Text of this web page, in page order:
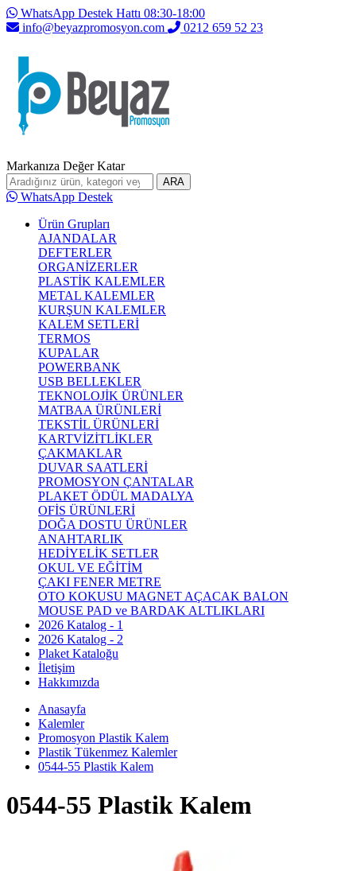
WhatsApp Destek Hattı 08:30-18:00
info@beyazpromosyon.com
0212 659 52 23
Markanıza Değer Katar
ARA
WhatsApp Destek
Ürün Grupları
AJANDALAR
DEFTERLER
ORGANİZERLER
PLASTİK KALEMLER
METAL KALEMLER
KURŞUN KALEMLER
KALEM SETLERİ
TERMOS
KUPALAR
POWERBANK
USB BELLEKLER
TEKNOLOJİK ÜRÜNLER
MATBAA ÜRÜNLERİ
TEKSTİL ÜRÜNLERİ
KARTVİZİTLİKLER
ÇAKMAKLAR
DUVAR SAATLERİ
PROMOSYON ÇANTALAR
PLAKET ÖDÜL MADALYA
OFİS ÜRÜNLERİ
DOĞA DOSTU ÜRÜNLER
ANAHTARLIK
HEDİYELİK SETLER
OKUL VE EĞİTİM
ÇAKI FENER METRE
OTO KOKUSU MAGNET AÇACAK BALON
MOUSE PAD ve BARDAK ALTLIKLARI
2026 Katalog - 1
2026 Katalog - 2
Plaket Kataloğu
İletişim
Hakkımızda
Anasayfa
Kalemler
Promosyon Plastik Kalem
Plastik Tükenmez Kalemler
0544-55 Plastik Kalem
0544-55 Plastik Kalem